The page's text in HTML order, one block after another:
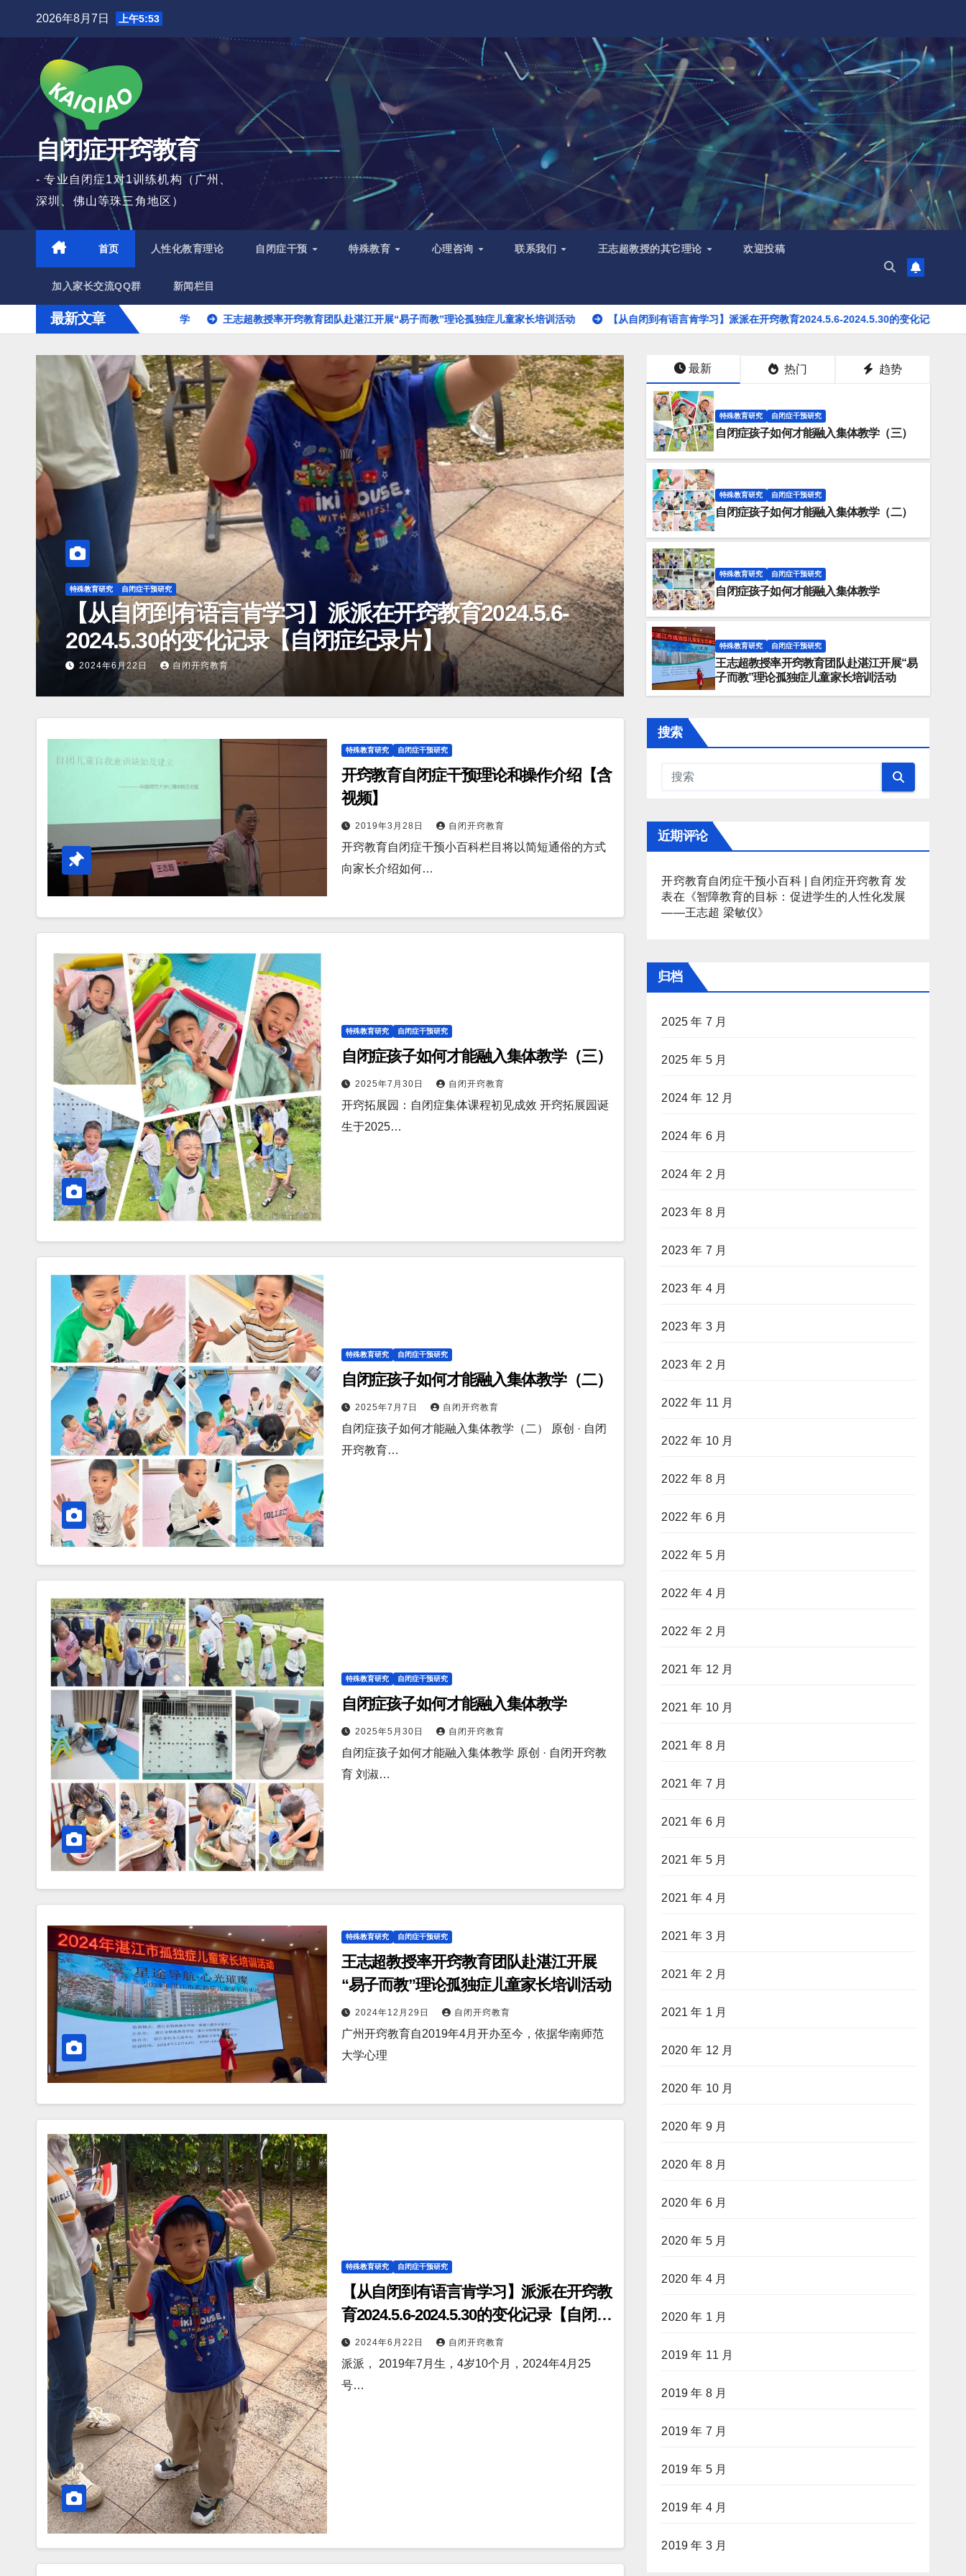
2026年8月7日 上午5:53
自闭症开窍教育
- 专业自闭症1对1训练机构（广州、
深圳、佛山等珠三角地区）
首页 人性化教育理论 自闭症干预 特殊教育 心理咨询 联系我们 王志超教授的其它理论 欢迎投稿
加入家长交流QQ群 新闻栏目
最新文章
如何才能融入集体教学 王志超教授率开窍教育团队赴湛江开展“易子而教”理论孤独症儿童家长培训活动 【从自闭到有语言肯学习】派派在开窍教育2024.5.6-2024.5.30的变化记录【自闭症纪录片】
症干预研究
子如何才能融入集体教学
自闭开窍教育
特殊教育研究 自闭症干预研究
王志超教授率开窍教育团队赴湛江开展“易子
孤独症儿童家长培训活动
2024年12月29日 自闭开窍教育
最新 热门 趋势
特殊教育研究 自闭症干预研究
自闭症孩子如何才能融入集体教学（三）
特殊教育研究 自闭症干预研究
自闭症孩子如何才能融入集体教学（二）
特殊教育研究 自闭症干预研究
自闭症孩子如何才能融入集体教学
特殊教育研究 自闭症干预研究
王志超教授率开窍教育团队赴湛江开展“易
子而教”理论孤独症儿童家长培训活动
特殊教育研究 自闭症干预研究
开窍教育自闭症干预理论和操作介绍【含
视频】
2019年3月28日 自闭开窍教育
开窍教育自闭症干预小百科栏目将以简短通俗的方式
向家长介绍如何…
特殊教育研究 自闭症干预研究
自闭症孩子如何才能融入集体教学（三）
2025年7月30日 自闭开窍教育
开窍拓展园：自闭症集体课程初见成效 开窍拓展园诞
生于2025…
特殊教育研究 自闭症干预研究
自闭症孩子如何才能融入集体教学（二）
2025年7月7日 自闭开窍教育
自闭症孩子如何才能融入集体教学（二） 原创 · 自闭
开窍教育…
特殊教育研究 自闭症干预研究
自闭症孩子如何才能融入集体教学
2025年5月30日 自闭开窍教育
自闭症孩子如何才能融入集体教学 原创 · 自闭开窍教
育 刘淑…
特殊教育研究 自闭症干预研究
王志超教授率开窍教育团队赴湛江开展
“易子而教”理论孤独症儿童家长培训活动
2024年12月29日 自闭开窍教育
广州开窍教育自2019年4月开办至今，依据华南师范
大学心理
特殊教育研究 自闭症干预研究
【从自闭到有语言肯学习】派派在开窍教
育2024.5.6-2024.5.30的变化记录【自闭症
纪录片】
2024年6月22日 自闭开窍教育
派派， 2019年7月生，4岁10个月，2024年4月25
号…
搜索
近期评论
开窍教育自闭症干预小百科 | 自闭症开窍教育发
表在《智障教育的目标：促进学生的人性化发展
——王志超 梁敏仪》
归档
2025 年 7 月
2025 年 5 月
2024 年 12 月
2024 年 6 月
2024 年 2 月
2023 年 8 月
2023 年 7 月
2023 年 4 月
2023 年 3 月
2023 年 2 月
2022 年 11 月
2022 年 10 月
2022 年 8 月
2022 年 6 月
2022 年 5 月
2022 年 4 月
2022 年 2 月
2021 年 12 月
2021 年 10 月
2021 年 8 月
2021 年 7 月
2021 年 6 月
2021 年 5 月
2021 年 4 月
2021 年 3 月
2021 年 2 月
2021 年 1 月
2020 年 12 月
2020 年 10 月
2020 年 9 月
2020 年 8 月
2020 年 6 月
2020 年 5 月
2020 年 4 月
2020 年 1 月
2019 年 11 月
2019 年 8 月
2019 年 7 月
2019 年 5 月
2019 年 4 月
2019 年 3 月